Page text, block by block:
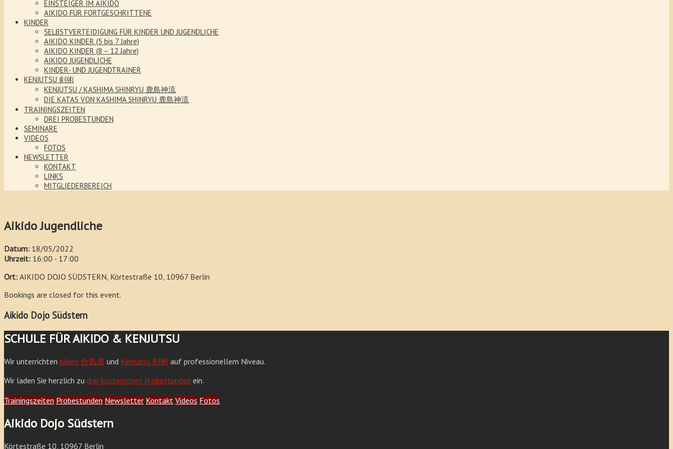
EINSTEIGER IM AIKIDO
AIKIDO FÜR FORTGESCHRITTENE
KINDER
SELBSTVERTEIDIGUNG FÜR KINDER UND JUGENDLICHE
AIKIDO KINDER (5 bis 7 Jahre)
AIKIDO KINDER (8 – 12 Jahre)
AIKIDO JUGENDLICHE
KINDER- UND JUGENDTRAINER
KENJUTSU 剣術
KENJUTSU / KASHIMA SHINRYU 鹿島神流
DIE KATAS VON KASHIMA SHINRYU 鹿島神流
TRAININGSZEITEN
DREI PROBESTUNDEN
SEMINARE
VIDEOS
FOTOS
NEWSLETTER
KONTAKT
LINKS
MITGLIEDERBEREICH
Aikido Jugendliche
Datum: 18/05/2022
Uhrzeit: 16:00 - 17:00
Ort: AIKIDO DOJO SÜDSTERN, Körtestraße 10, 10967 Berlin
Bookings are closed for this event.
Aikido Dojo Südstern
SCHULE FÜR AIKIDO & KENJUTSU
Wir unterrichten Aikido 合気道 und Kenjutsu 剣術 auf professionellem Niveau.
Wir laden Sie herzlich zu drei kostenlosen Probestunden ein.
Trainingszeiten Probestunden Newsletter Kontakt Videos Fotos
Aikido Dojo Südstern
Körtestraße 10, 10967 Berlin